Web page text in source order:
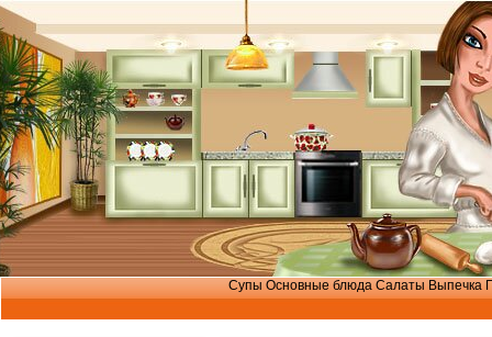
Супы Основные блюда Салаты Выпечка